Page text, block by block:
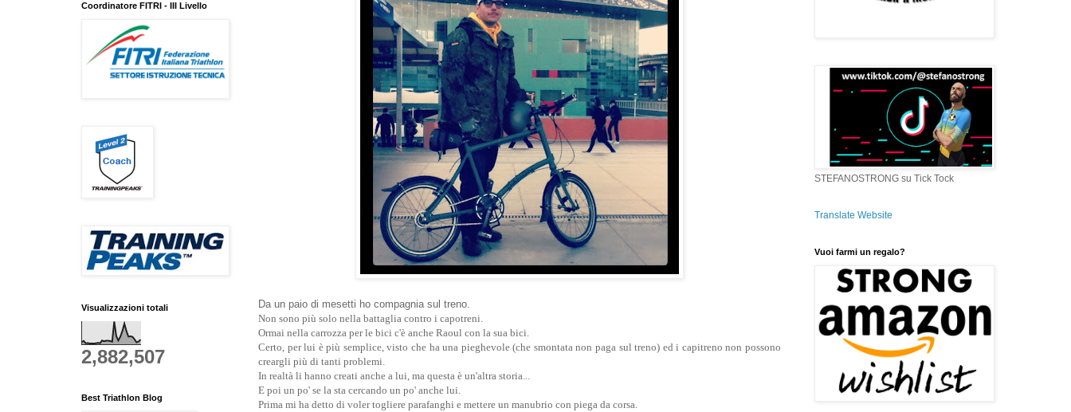
Da un paio di mesetti ho compagnia sul treno.
Non sono più solo nella battaglia contro i capotreni.
Ormai nella carrozza per le bici c'è anche Raoul con la sua bici.
Certo, per lui è più semplice, visto che ha una pieghevole (che smontata non paga sul treno) ed i capitreno non possono
creargli più di tanti problemi.
In realtà li hanno creati anche a lui, ma questa è un'altra storia...
E poi un po' se la sta cercando un po' anche lui.
Prima mi ha detto di voler togliere parafanghi e mettere un manubrio con piega da corsa.
Coordinatore FITRI - III Livello
Visualizzazioni totali
2,882,507
Best Triathlon Blog
STEFANOSTRONG su Tick Tock
Translate Website
Vuoi farmi un regalo?